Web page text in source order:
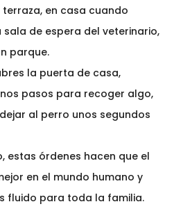
terraza, en casa cuando
sala de espera del veterinario,
parque.
la puerta de casa,
pasos para recoger algo,
al perro unos segundos
estas órdenes hacen que el
en el mundo humano y
fluido para toda la familia.